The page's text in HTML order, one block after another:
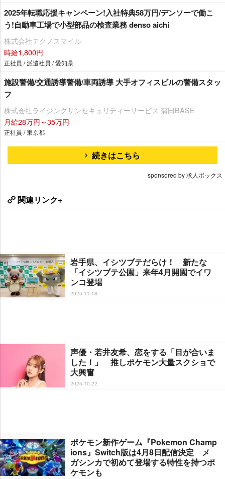
2025年転職応援キャンペーン!入社特典58万円/デンソーで働こ
う!自動車工場で小型部品の検査業務 denso aichi
株式会社テクノスマイル
時給1,800円
正社員 / 派遣社員 / 愛知県
施設警備/交通誘導警備/車両誘導 大手オフィスビルの警備スタッ
フ
株式会社ライジングサンセキュリティーサービス 蒲田BASE
月給28万円～35万円
正社員 / 東京都
続きはこちら
sponsored by 求人ボックス
関連リンク+
手県、イシツブテだらけ！ 新たな
「イシツブテ公園」来年4月開園でイワ
ンコ登場
2025-11-18
声優・若井友希、恋をする「目が合いま
した！」 推しポケモン大量スクショで
大興奮
2025-10-22
ポケモン新作ゲーム『Pokemon Champ
ions』Switch版は4月8日配信決定 メ
ガシンカで初めて登場する特性を持つポ
ケモンも